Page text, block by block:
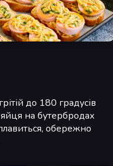
до 180 градусів
на бутербродах
обережно